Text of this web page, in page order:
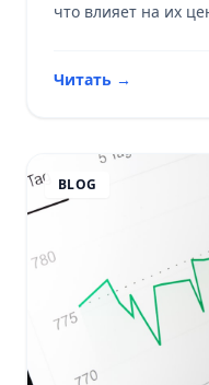
что влияет на их
Читать →
BLOG